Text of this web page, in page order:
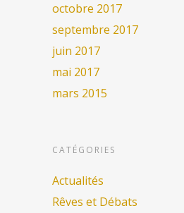
octobre 2017
septembre 2017
juin 2017
mai 2017
mars 2015
CATÉGORIES
Actualités
Rêves et Débats